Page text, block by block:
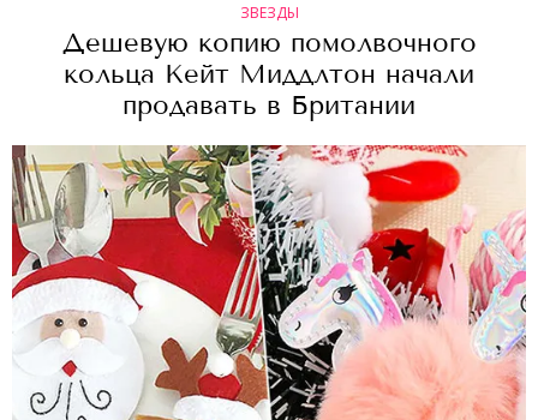
ЗВЕЗДЫ
Дешевую копию помолвочного
кольца Кейт Миддлтон начали
продавать в Британии